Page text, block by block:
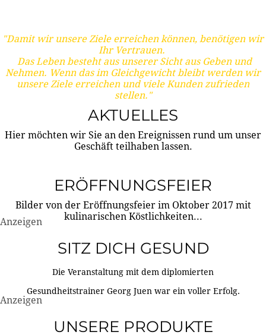
"Damit wir unsere Ziele erreichen können, benötigen wir
Ihr Vertrauen.
Das Leben besteht aus unserer Sicht aus Geben und
Nehmen. Wenn das im Gleichgewicht bleibt werden wir
unsere Ziele erreichen und viele Kunden zufrieden
stellen."
AKTUELLES
Hier möchten wir Sie an den Ereignissen rund um unser
Geschäft teilhaben lassen.
ERÖFFNUNGSFEIER
Bilder von der Eröffnungsfeier im Oktober 2017 mit
kulinarischen Köstlichkeiten...
Anzeigen
SITZ DICH GESUND
Die Veranstaltung mit dem diplomierten
Gesundheitstrainer Georg Juen war ein voller Erfolg.
Anzeigen
UNSERE PRODUKTE